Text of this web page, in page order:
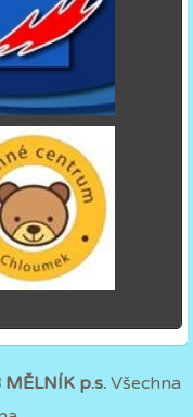
MĚLNÍK p.s.Všechna